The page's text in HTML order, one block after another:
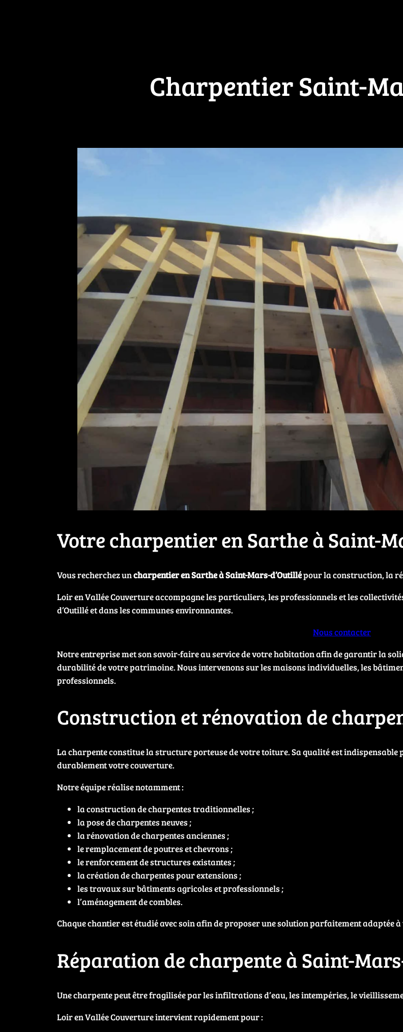
Charpentier Saint-
Votre charpentier en Sarthe à Saint-
Vous recherchez uncharpentier en Sarthe à Saint-Mars-d’Outillépour la construction, la
Loir en Vallée Couverture accompagne les particuliers, les professionnels et les
d’Outillé et dans les communes environnantes.
Nous contacter
Notre entreprise met son savoir-faire au service de votre habitation afin de garantir la
durabilité de votre patrimoine. Nous intervenons sur les maisons individuelles, les
professionnels.
Construction et rénovation de
La charpente constitue la structure porteuse de votre toiture. Sa qualité est
durablement votre couverture.
Notre équipe réalise notamment :
la construction de charpentes traditionnelles ;
la pose de charpentes neuves ;
la rénovation de charpentes anciennes ;
le remplacement de poutres et chevrons ;
le renforcement de structures existantes ;
la création de charpentes pour extensions ;
les travaux sur bâtiments agricoles et professionnels ;
l’aménagement de combles.
Chaque chantier est étudié avec soin afin de proposer une solution parfaitement adaptée
Réparation de charpente à Saint-
Une charpente peut être fragilisée par les infiltrations d’eau, les intempéries, le
Loir en Vallée Couverture intervient rapidement pour :